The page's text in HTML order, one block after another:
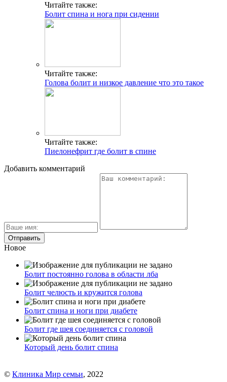
Читайте также:
Болит спина и нога при сидении
Читайте также:
Голова болит и низкое давление что это такое
Читайте также:
Пиелонефрит где болит в спине
Добавить комментарий
Новое
Болит постоянно голова в области лба
Болит челюсть и кружится голова
Болит спина и ноги при диабете
Болит где шея соединяется с головой
Который день болит спина
© Клиника Мир семьи, 2022